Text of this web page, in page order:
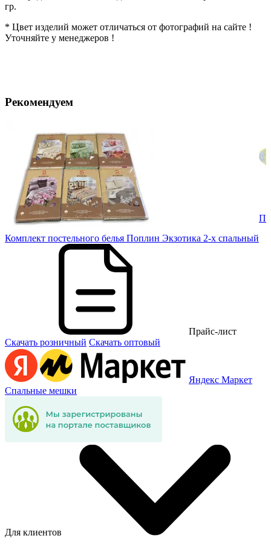
гр.
* Цвет изделий может отличаться от фотографий на сайте !
Уточняйте у менеджеров !
Рекомендуем
Комплект постельного белья Поплин Экзотика 2-х спальный
Прайс-лист
Скачать розничный Скачать оптовый
Яндекс Маркет
Спальные мешки
Для клиентов